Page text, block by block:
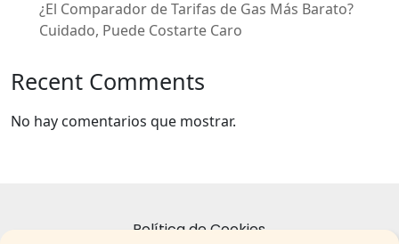
¿El Comparador de Tarifas de Gas Más Barato?
Cuidado, Puede Costarte Caro
Recent Comments
No hay comentarios que mostrar.
Política de Cookies